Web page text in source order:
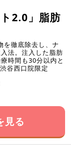
2.0」脂肪
を徹底除去し、ナ
法。注入した脂肪
時間も30分以内と
谷西口院限定
見る